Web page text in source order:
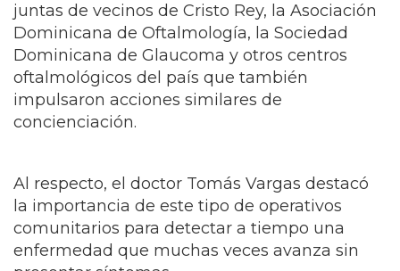
juntas de vecinos de Cristo Rey, la Asociación
Dominicana de Oftalmología, la Sociedad
Dominicana de Glaucoma y otros centros
oftalmológicos del país que también
impulsaron acciones similares de
concienciación.
Al respecto, el doctor Tomás Vargas destacó
la importancia de este tipo de operativos
comunitarios para detectar a tiempo una
enfermedad que muchas veces avanza sin